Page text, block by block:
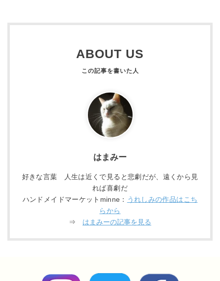
ABOUT US
はまみー
好きな言葉 人生は近くで見ると悲劇だが、遠くから見
れば喜劇だ
ハンドメイドマーケットminne： うれしみの作品はこち
らから
⇒ はまみーの記事を見る